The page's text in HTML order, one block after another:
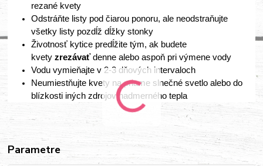
rezané kvety
Odstráňte listy pod čiarou ponoru, ale neodstraňujte
všetky listy pozdĺž dĺžky stonky
Životnosť kytice predĺžite tým, ak budete
kvetyzrezávaťdenne alebo aspoň pri výmene vody
Vodu vymieňajte v 2-3 dňových intervaloch
Neumiestňujte kvety na priame slnečné svetlo alebo do
blízkosti iných zdrojov nadmerného tepla
Parametre